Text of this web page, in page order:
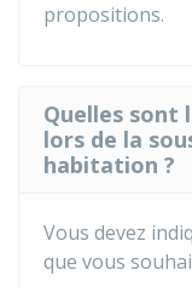
propositions.
Quelles sont
lors de la
habitation ?
Vous devez
que vous